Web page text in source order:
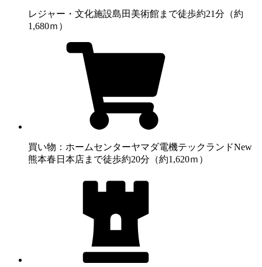
レジャー・文化施設島田美術館まで徒歩約21分（約
1,680ｍ）
買い物：ホームセンターヤマダ電機テックランドNew
熊本春日本店まで徒歩約20分（約1,620ｍ）